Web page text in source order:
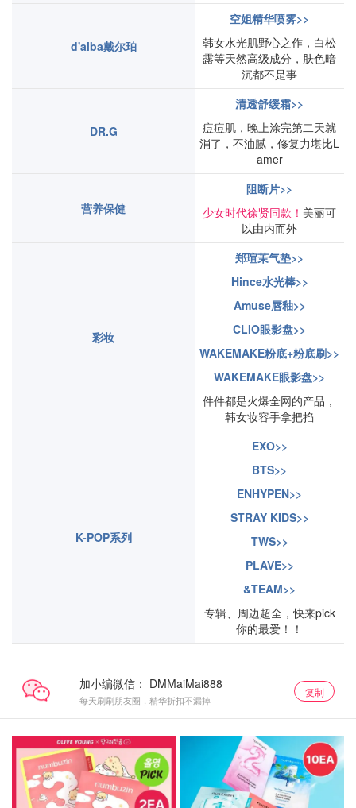
d'alba戴尔珀
空姐精华喷雾>>
韩女水光肌野心之作，白松
露等天然高级成分，肤色暗
沉都不是事
DR.G
清透舒缓霜>>
痘痘肌，晚上涂完第二天就
消了，不油腻，修复力堪比L
amer
营养保健
阻断片>>
少女时代徐贤同款！ 美丽可
以由内而外
彩妆
郑瑄茉气垫>>
Hince水光棒>>
Amuse唇釉>>
CLIO眼影盘>>
WAKEMAKE粉底+粉底刷>>
WAKEMAKE眼影盘>>
件件都是火爆全网的产品，
韩女妆容手拿把掐
K-POP系列
EXO>>
BTS>>
ENHYPEN>>
STRAY KIDS>>
TWS>>
PLAVE>>
&TEAM>>
专辑、周边超全，快来pick
你的最爱！！
加小编微信：
每天刷刷朋友圈，精华折扣不漏掉
复制